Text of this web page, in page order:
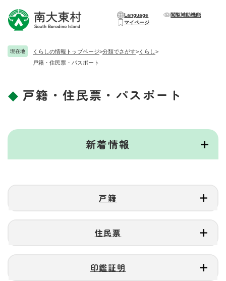
Language
閲覧補助機能
マイページ
現在地 くらしの情報トップページ>分類でさがす> くらし>
戸籍・住民票・パスポート
本
文
戸籍・住民票・パスポート
新着情報
戸籍
住民票
印鑑証明